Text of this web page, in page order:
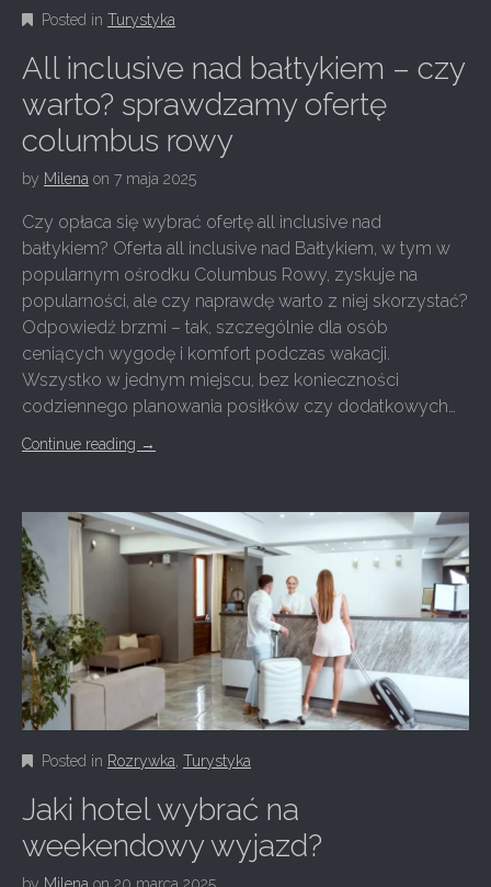
Posted in Turystyka
All inclusive nad bałtykiem – czy
warto? sprawdzamy ofertę
columbus rowy
by Milena on 7 maja 2025
Czy opłaca się wybrać ofertę all inclusive nad
bałtykiem? Oferta all inclusive nad Bałtykiem, w tym w
popularnym ośrodku Columbus Rowy, zyskuje na
popularności, ale czy naprawdę warto z niej skorzystać?
Odpowiedź brzmi – tak, szczególnie dla osób
ceniących wygodę i komfort podczas wakacji.
Wszystko w jednym miejscu, bez konieczności
codziennego planowania posiłków czy dodatkowych…
Continue reading →
Posted in Rozrywka, Turystyka
Jaki hotel wybrać na
weekendowy wyjazd?